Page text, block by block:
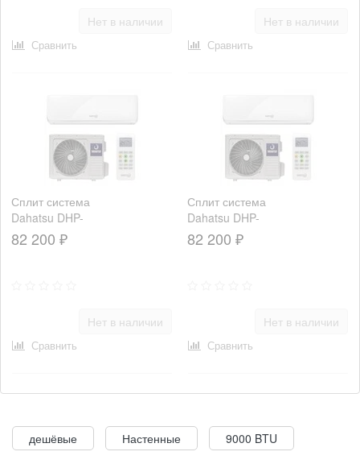
Нет в наличии
Сравнить
Нет в наличии
Сравнить
Сплит система
Dahatsu DHP-
30H
82 200 ₽
Нет в наличии
Сравнить
Сплит система
Dahatsu DHP-
36H
82 200 ₽
Нет в наличии
Сравнить
дешёвые Настенные 9000 BTU